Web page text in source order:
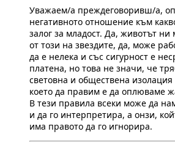
Уважаем/а преждеговоривш/а,
негативното отношение към
залог за младост. Да, животът
от този на звездите, да, може
да е нелека и със сигурност е
платена, но това не значи, че
световна и обществена изолация
което да правим е да оплюваме
В тези правила всеки може да
и да го интерпретира, а онзи,
има правото да го игнорира.